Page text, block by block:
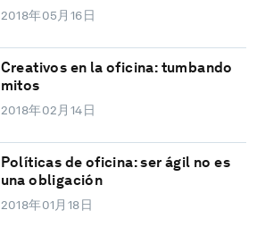
2018年05月16日
Creativos en la oficina: tumbando
mitos
2018年02月14日
Políticas de oficina: ser ágil no es
una obligación
2018年01月18日